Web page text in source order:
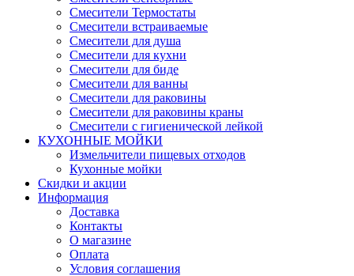
Смесители Термостаты
Смесители встраиваемые
Смесители для душа
Смесители для кухни
Смесители для биде
Смесители для ванны
Смесители для раковины
Смесители для раковины краны
Смесители с гигиенической лейкой
КУХОННЫЕ МОЙКИ
Измельчители пищевых отходов
Кухонные мойки
Скидки и акции
Информация
Доставка
Контакты
О магазине
Оплата
Условия соглашения